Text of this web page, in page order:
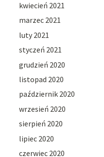
kwiecień 2021
marzec 2021
luty 2021
styczeń 2021
grudzień 2020
listopad 2020
październik 2020
wrzesień 2020
sierpień 2020
lipiec 2020
czerwiec 2020